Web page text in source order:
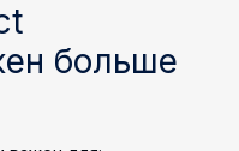
больше